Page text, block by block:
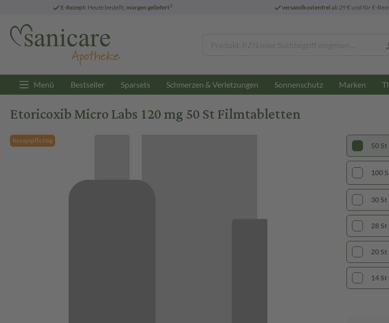
E-Rezept: Heute bestellt, morgen geliefert3 versandkostenfreiab 29 € und für E-
Menü Bestseller Sparsets Schmerzen & Verletzungen Sonnenschutz Marken
Etoricoxib Micro Labs 120 mg 50 St Filmtabletten
Rezeptpflichtig
100
50 St
30 St
28 St
20 St
14 St